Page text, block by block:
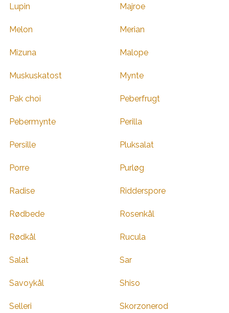
Lupin Majroe
Melon Merian
Mizuna Malope
Muskuskatost Mynte
Pak choi Peberfrugt
Pebermynte Perilla
Persille Pluksalat
Porre Purløg
Radise Ridderspore
Rødbede Rosenkål
Rødkål Rucula
Salat Sar
Savoykål Shiso
Selleri Skorzonerod